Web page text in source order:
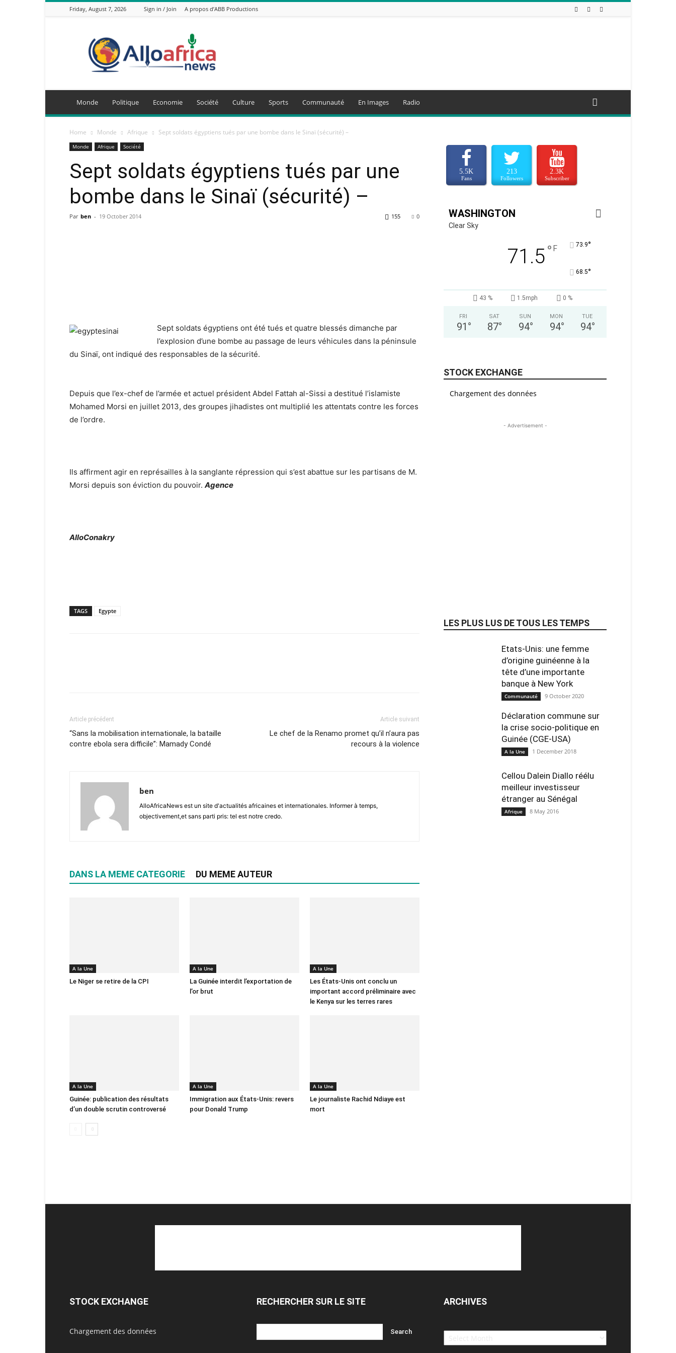
Friday, August 7, 2026 Sign in / Join A propos d’ABB Productions
AlloAfricaNews.com
Monde Politique Economie Société Culture Sports Communauté En Images Radio
Home Monde Afrique Sept soldats égyptiens tués par une bombe dans le Sinaï (sécurité) –
Monde Afrique Société
Sept soldats égyptiens tués par une
bombe dans le Sinaï (sécurité) –
Par ben - 19 October 2014 0
155
Sept soldats égyptiens ont été tués et quatre blessés dimanche par
l’explosion d’une bombe au passage de leurs véhicules dans la péninsule
du Sinaï, ont indiqué des responsables de la sécurité.
Depuis que l’ex-chef de l’armée et actuel président Abdel Fattah al-Sissi a destitué l’islamiste
Mohamed Morsi en juillet 2013, des groupes jihadistes ont multiplié les attentats contre les forces
de l’ordre.
Ils affirment agir en représailles à la sanglante répression qui s’est abattue sur les partisans de M.
Morsi depuis son éviction du pouvoir. Agence
AlloConakry
TAGS Egypte
Article précédent
“Sans la mobilisation internationale, la bataille
contre ebola sera difficile”: Mamady Condé
Article suivant
Le chef de la Renamo promet qu’il n’aura pas
recours à la violence
ben
AlloAfricaNews est un site d'actualités africaines et internationales. Informer à temps,
objectivement,et sans parti pris: tel est notre credo.
DANS LA MEME CATEGORIE DU MEME AUTEUR
A la Une
Le Niger se retire de la CPI
A la Une
La Guinée interdit l’exportation de
l’or brut
A la Une
Les États-Unis ont conclu un
important accord préliminaire avec
le Kenya sur les terres rares
A la Une
Guinée: publication des résultats
d’un double scrutin controversé
A la Une
Immigration aux États-Unis: revers
pour Donald Trump
A la Une
Le journaliste Rachid Ndiaye est
mort
5.5K
Fans
213
Followers
2.3K
Subscriber
WASHINGTON
Clear Sky
71.5° F 73.9°
68.5°
43 % 1.5mph 0 %
FRI
91 °
SAT
87°
SUN
94°
MON
94°
TUE
94°
STOCK EXCHANGE
Chargement des données
- Advertisement -
LES PLUS LUS DE TOUS LES TEMPS
Etats-Unis: une femme
d’origine guinéenne à la
tête d’une importante
banque à New York
Communauté 9 October 2020
Déclaration commune sur
la crise socio-politique en
Guinée (CGE-USA)
A la Une 1 December 2018
Cellou Dalein Diallo réélu
meilleur investisseur
étranger au Sénégal
Afrique 8 May 2016
STOCK EXCHANGE
Chargement des données
RECHERCHER SUR LE SITE ARCHIVES
Archives